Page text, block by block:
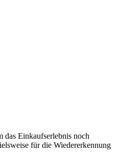
das Einkaufserlebnis noch
für die Wiedererkennung